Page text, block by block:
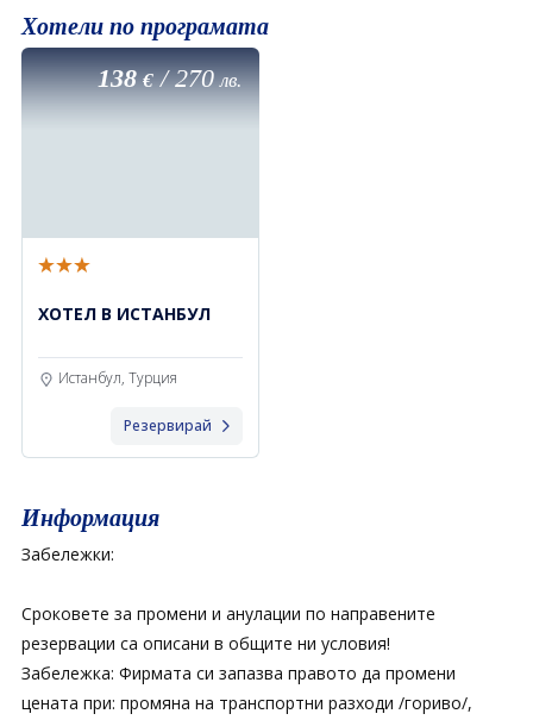
Хотели по програмата
138 €/270 лв.
ХОТЕЛ В ИСТАНБУЛ
Истанбул, Турция
Резервирай
Информация
Забележки:
Сроковете за промени и анулации по направените
резервации са описани в общите ни условия!
Забележка: Фирмата си запазва правото да промени
цената при: промяна на транспортни разходи /гориво/,